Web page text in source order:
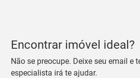
Encontrar imóvel ideal?
Não se preocupe. Deixe seu email e
especialista irá te ajudar.